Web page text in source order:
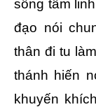
sống tâm
đạo nói
thân đi tu
thánh hiến
khuyến